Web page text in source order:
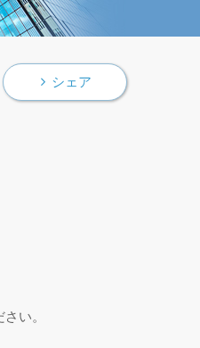
シェア
い。